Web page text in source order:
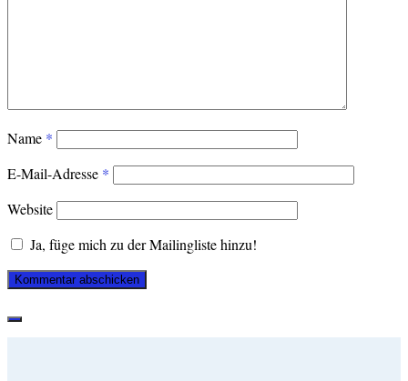
Name *
E-Mail-Adresse *
Website
Ja, füge mich zu der Mailingliste hinzu!